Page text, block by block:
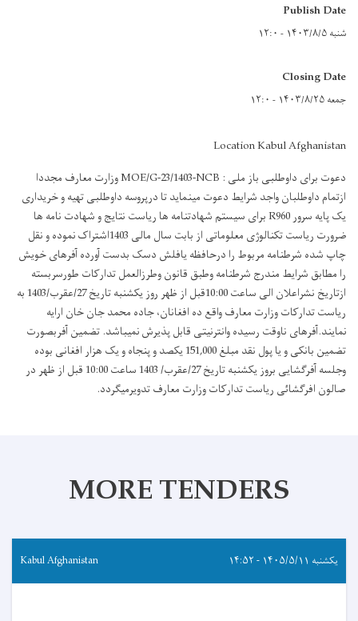
Publish Date
شنبه ۱۴۰۳/۸/۵ - ۱۲:۰
Closing Date
جمعه ۱۴۰۳/۸/۲۵ - ۱۲:۰
Location Kabul Afghanistan
دعوت برای داوطلبی باز ملی : MOE/G-23/1403-NCB وزارت معارف مجددا
ازتمام داوطلبان واجد شرایط دعوت مینماید تا درپروسه داوطلبی تهیه و خریداری
یک پایه سرور R960 برای سیستم شهادتنامه ها ریاست نتایج و شهادت نامه ها
ضرورت ریاست تکنالوژی معلوماتی از بابت سال مالی 1403اشتراک نموده و نقل
چاپ شده شرطنامه مربوط را درحافظه یافلش دسک بدست آورده آفرهای خویش
را مطابق شرایط مندرج شرطنامه وطبق قانون وطرزالعمل تدارکات طورسربسته
ازتاریخ نشراعلان الی ساعت 10:00قبل از ظهر روز یکشنبه تاریخ 27/عقرب/1403 به
ریاست تدارکات وزارت معارف واقع ده افغانان، جاده محمد جان خان ارایه
نمایند.آفرهای ناوقت رسیده وانترنیتی قابل پذیرش نمیباشد. تضمین آفربصورت
تضمین بانکی و یا پول نقد مبلغ 151,000 یکصد و پنجاه و یک هزار افغانی بوده
وجلسه آفرگشایی بروز یکشنبه تاریخ 27/عقرب/ 1403 ساعت 10:00 قبل از ظهر در
صالون افرگشائی ریاست تدارکات وزارت معارف تدویرمیگردد.
MORE TENDERS
یکشنبه ۱۴۰۵/۵/۱۱ - ۱۴:۵۲ Kabul Afghanistan